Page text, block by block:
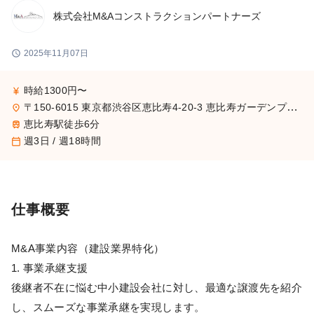
株式会社M&Aコンストラクションパートナーズ
schedule 2025年11月07日
currency_yen 時給1300円〜
place 〒150-6015 東京都渋谷区恵比寿4-20-3 恵比寿ガーデンプレイスタワー15階
train 恵比寿駅徒歩6分
calendar_today 週3日 / 週18時間
仕事概要
M&A事業内容（建設業界特化）
1. 事業承継支援
後継者不在に悩む中小建設会社に対し、最適な譲渡先を紹介
し、スムーズな事業承継を実現します。